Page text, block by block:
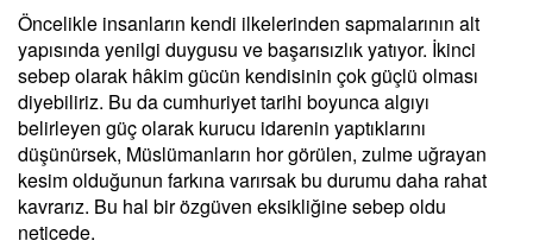
Öncelikle insanların kendi ilkelerinden sapmalarının alt
yapısında yenilgi duygusu ve başarısızlık yatıyor. İkinci
sebep olarak hâkim gücün kendisinin çok güçlü olması
diyebiliriz. Bu da cumhuriyet tarihi boyunca algıyı
belirleyen güç olarak kurucu idarenin yaptıklarını
düşünürsek, Müslümanların hor görülen, zulme uğrayan
kesim olduğunun farkına varırsak bu durumu daha rahat
kavrarız. Bu hal bir özgüven eksikliğine sebep oldu
neticede.